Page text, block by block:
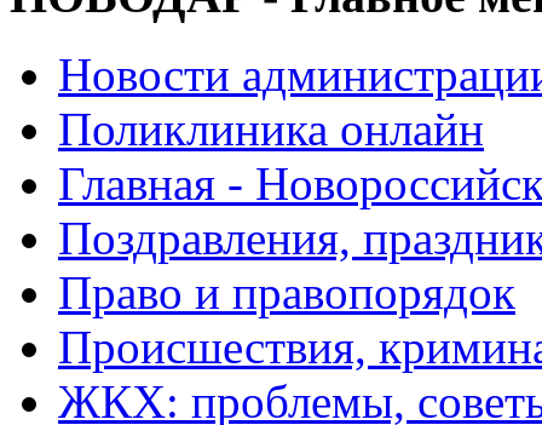
Новости
Поликлиника онлайн
Главная -
Поздравления,
Право и правопорядок
Происшествия,
ЖКХ: проблемы,